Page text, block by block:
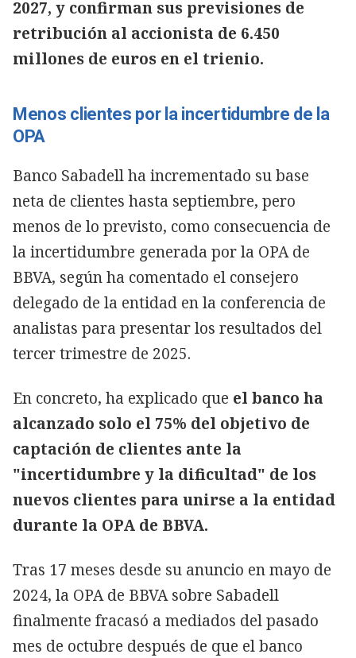
2027, y confirman sus previsiones de
retribución al accionista de 6.450
millones de euros en el trienio.
Menos clientes por la incertidumbre de la
OPA
Banco Sabadell ha incrementado su base
neta de clientes hasta septiembre, pero
menos de lo previsto, como consecuencia de
la incertidumbre generada por la OPA de
BBVA, según ha comentado el consejero
delegado de la entidad en la conferencia de
analistas para presentar los resultados del
tercer trimestre de 2025.
En concreto, ha explicado que el banco ha
alcanzado solo el 75% del objetivo de
captación de clientes ante la
"incertidumbre y la dificultad" de los
nuevos clientes para unirse a la entidad
durante la OPA de BBVA.
Tras 17 meses desde su anuncio en mayo de
2024, la OPA de BBVA sobre Sabadell
finalmente fracasó a mediados del pasado
mes de octubre después de que el banco